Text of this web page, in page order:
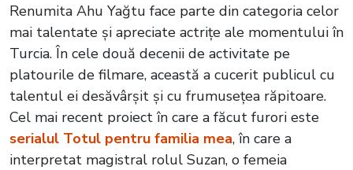
Renumita Ahu Yağtu face parte din categoria celor
mai talentate și apreciate actrițe ale momentului în
Turcia. În cele două decenii de activitate pe
platourile de filmare, această a cucerit publicul cu
talentul ei desăvârșit și cu frumusețea răpitoare.
Cel mai recent proiect în care a făcut furori este
serialul Totul pentru familia mea, în care a
interpretat magistral rolul Suzan, o femeia